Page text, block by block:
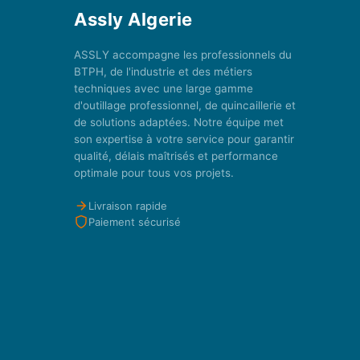
Assly Algerie
ASSLY accompagne les professionnels du
BTPH, de l'industrie et des métiers
techniques avec une large gamme
d'outillage professionnel, de quincaillerie et
de solutions adaptées. Notre équipe met
son expertise à votre service pour garantir
qualité, délais maîtrisés et performance
optimale pour tous vos projets.
Livraison rapide
Paiement sécurisé